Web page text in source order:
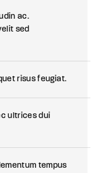
ac.
sed
risus feugiat.
ultrices dui
tempus